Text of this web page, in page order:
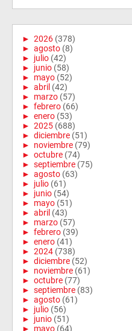
► 2026 (378)
► agosto (8)
► julio (42)
► junio (58)
► mayo (52)
► abril (42)
► marzo (57)
► febrero (66)
► enero (53)
► 2025 (688)
► diciembre (51)
► noviembre (79)
► octubre (74)
► septiembre (75)
► agosto (63)
► julio (61)
► junio (54)
► mayo (51)
► abril (43)
► marzo (57)
► febrero (39)
► enero (41)
► 2024 (738)
► diciembre (52)
► noviembre (61)
► octubre (77)
► septiembre (83)
► agosto (61)
► julio (56)
► junio (51)
► mayo (64)